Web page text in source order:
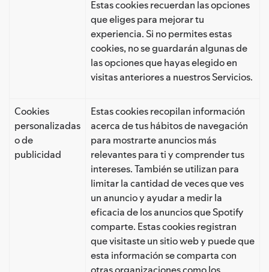
Estas cookies recuerdan las opciones
que eliges para mejorar tu
experiencia. Si no permites estas
cookies, no se guardarán algunas de
las opciones que hayas elegido en
visitas anteriores a nuestros Servicios.
Cookies
personalizadas
o de
publicidad
Estas cookies recopilan información
acerca de tus hábitos de navegación
para mostrarte anuncios más
relevantes para ti y comprender tus
intereses. También se utilizan para
limitar la cantidad de veces que ves
un anuncio y ayudar a medir la
eficacia de los anuncios que Spotify
comparte. Estas cookies registran
que visitaste un sitio web y puede que
esta información se comparta con
otras organizaciones como los